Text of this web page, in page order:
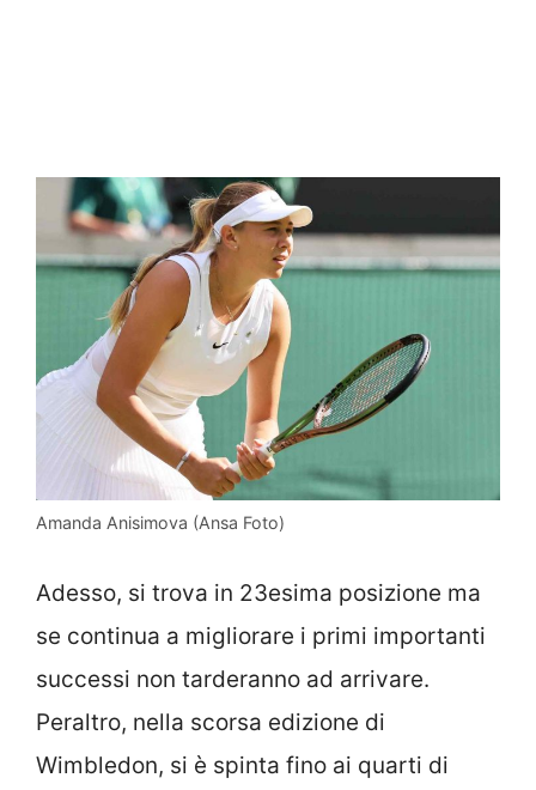
Amanda Anisimova (Ansa Foto)
Adesso, si trova in 23esima posizione ma
se continua a migliorare i primi importanti
successi non tarderanno ad arrivare.
Peraltro, nella scorsa edizione di
Wimbledon, si è spinta fino ai quarti di